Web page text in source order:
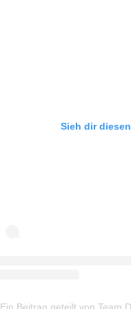
Sieh dir
Ein Beitrag geteilt von Team